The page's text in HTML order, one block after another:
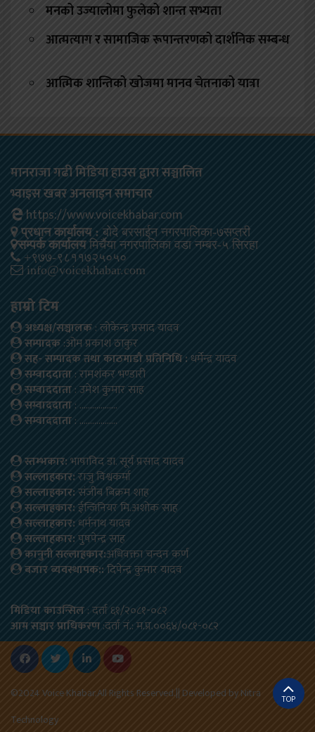
मनको उज्यालोमा फुलेको शान्त सभ्यता
आत्मत्याग र सामाजिक रूपान्तरणको दार्शनिक सम्बन्ध
आत्मिक शान्तिको खोजमा मानव चेतनाको यात्रा
मानराजा गढी मिडिया हाउस द्वारा सञ्चालित
भ्वाइस खबर अनलाइन समाचार
https://www.voicekhabar.com
प्रधान कार्यालय : बोदे बरसाईन नगरपालिका-७सप्तरी
सम्पर्क कार्यालयमिर्चैया नगरपालिका वडा नम्बर-५ सिरहा
+९७७-९८११७२५०५०
info@voicekhabar.com
हाम्रो टिम
अध्यक्ष/सञ्चालक: लोकेन्द्र प्रसाद यादव
सम्पादक:ओम प्रकाश ठाकुर
सह- सम्पादक तथा काठमाडौ प्रतिनिधि : धर्मेन्द्र यादव
सम्वाददाता: रामशंकर भण्डारी
सम्वाददाता: उमेश कुमार साह
सम्वाददाता: ………………
सम्वाददाता: ………………
स्तम्भकार:भाषाविद डा. सूर्य प्रसाद यादव
सल्लाहकार:राजु विश्वकर्मा
सल्लाहकार:संजीब बिक्रम शाह
सल्लाहकार:ईन्जिनियर मि.अशोक साह
सल्लाहकार: धर्मनाथ यादव
सल्लाहकार:पुषपेन्द्र साह
कानुनी सल्लाहकार:अधिवक्ता चन्दन कर्ण
बजार ब्यवस्थापक::दिपेन्द्र कुमार यादव
मिडिया काउन्सिल: दर्ता ६१/२०८१-०८२
आम सञ्चार प्राधिकरण:दर्ता नं.: म.प्र.००६४/०८१-०८२
©2024 Voice Khabar,All Rights Reserved.|| Developed byNitra
Technology
TOP